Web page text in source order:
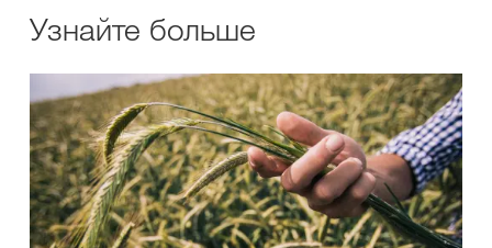
Узнайте больше